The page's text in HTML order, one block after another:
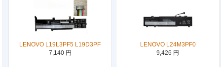
LENOVO L19L3PF5 L19D3PF
7,140 円
LENOVO L24M3PF0
9,426 円